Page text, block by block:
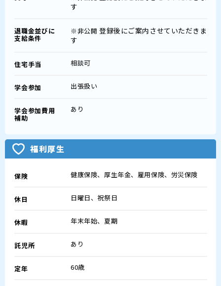
す
退職金並びに
支給条件
※非公開登録後にご案内させていただきま
す
住宅手当 相談可
学会参加 出張扱い
学会参加費用
補助
あり
福利厚生
保険 健康保険、厚生年金、雇用保険、労災保険
休日 日曜日、祝祭日
休暇 年末年始、夏期
託児所 あり
定年 60歳